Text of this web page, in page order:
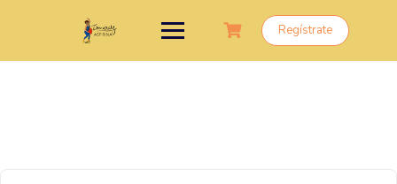
Regístrate